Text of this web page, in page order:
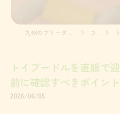
コラム
トイプードルを直販で
前に確認すべきポイント
2026/06/05